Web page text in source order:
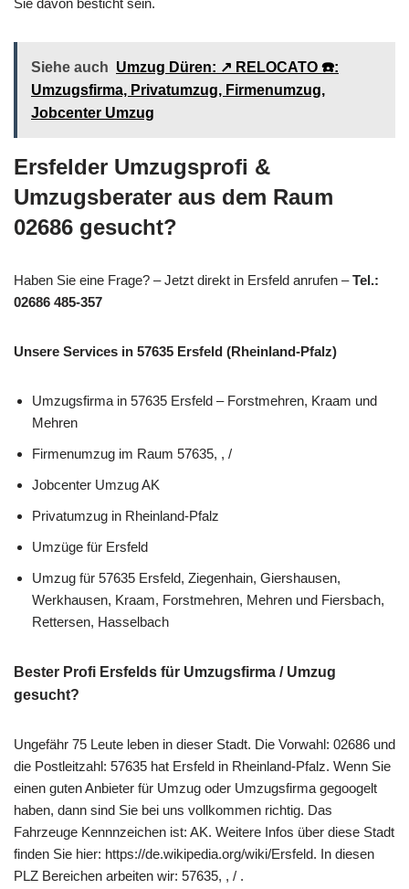
Sie davon besticht sein.
Siehe auch Umzug Düren: ↗️ RELOCATO ☎️:
Umzugsfirma, Privatumzug, Firmenumzug,
Jobcenter Umzug
Ersfelder Umzugsprofi &
Umzugsberater aus dem Raum
02686 gesucht?
Haben Sie eine Frage? – Jetzt direkt in Ersfeld anrufen –Tel.:
02686 485-357
Unsere Services in 57635 Ersfeld (Rheinland-Pfalz)
Umzugsfirma in 57635 Ersfeld – Forstmehren, Kraam und
Mehren
Firmenumzug im Raum 57635, , /
Jobcenter Umzug AK
Privatumzug in Rheinland-Pfalz
Umzüge für Ersfeld
Umzug für 57635 Ersfeld, Ziegenhain, Giershausen,
Werkhausen, Kraam, Forstmehren, Mehren und Fiersbach,
Rettersen, Hasselbach
Bester Profi Ersfelds für Umzugsfirma / Umzug
gesucht?
Ungefähr 75 Leute leben in dieser Stadt. Die Vorwahl: 02686 und
die Postleitzahl: 57635 hat Ersfeld in Rheinland-Pfalz. Wenn Sie
einen guten Anbieter für Umzug oder Umzugsfirma gegoogelt
haben, dann sind Sie bei uns vollkommen richtig. Das
Fahrzeuge Kennnzeichen ist: AK. Weitere Infos über diese Stadt
finden Sie hier: https://de.wikipedia.org/wiki/Ersfeld. In diesen
PLZ Bereichen arbeiten wir: 57635, , / .